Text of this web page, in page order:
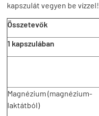
kapszulát vegyen be vízzel!
Összetevők
1 kapszulában
Magnézium (magnézium-
laktátból)